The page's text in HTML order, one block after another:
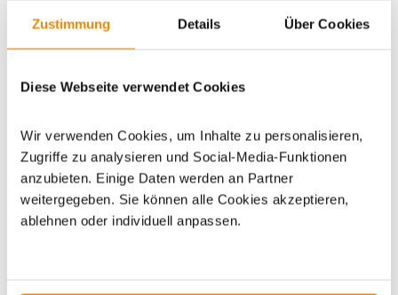
Zustimmung Details Über Cookies
Diese Webseite verwendet Cookies
Wir verwenden Cookies, um Inhalte zu personalisieren,
Zugriffe zu analysieren und Social-Media-Funktionen
anzubieten. Einige Daten werden an Partner
weitergegeben. Sie können alle Cookies akzeptieren,
ablehnen oder individuell anpassen.
BEWERTUNGEN (0)
Artikeldatenblatt drucken Frage zum Artikel